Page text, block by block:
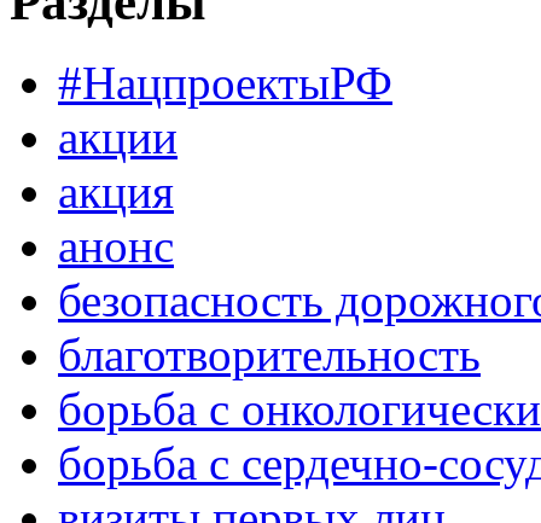
#НацпроектыРФ
акции
акция
анонс
безопасность
благотворительность
борьба с
борьба с сердечно-